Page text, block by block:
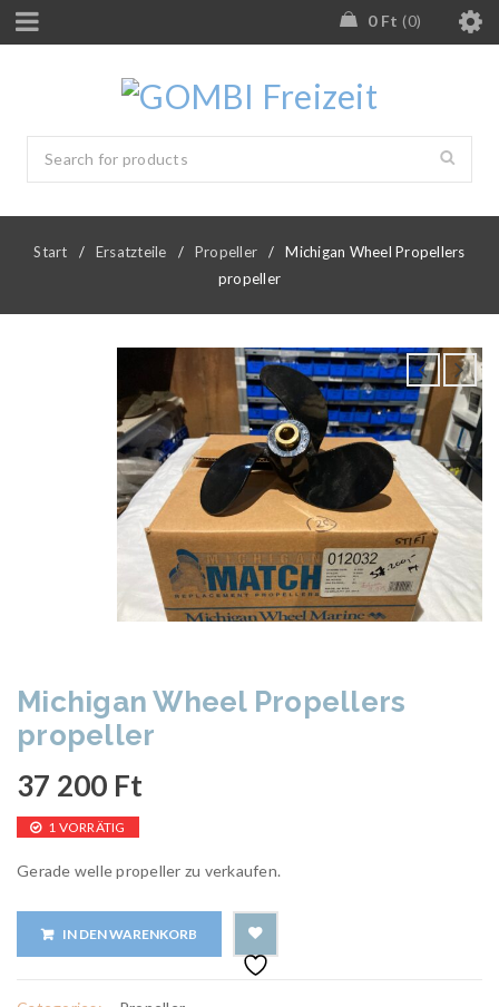
0 Ft 0
Start / Ersatzteile / Propeller /
Michigan Wheel Propellers
propeller
Michigan Wheel Propellers
propeller
37 200 Ft
1 VORRÄTIG
Gerade welle propeller zu verkaufen.
IN DEN WARENKORB